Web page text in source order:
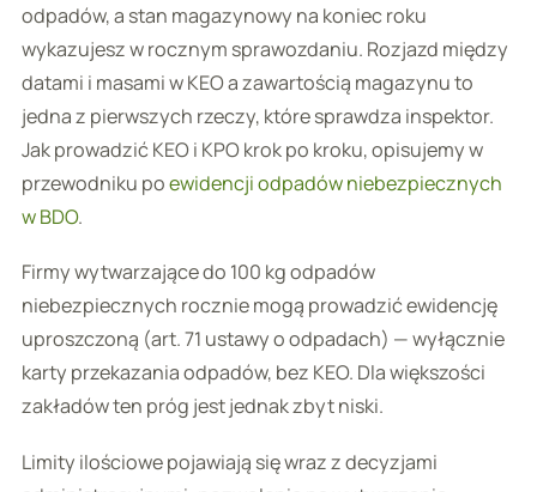
odpadów, a stan magazynowy na koniec roku
wykazujesz w rocznym sprawozdaniu. Rozjazd między
datami i masami w KEO a zawartością magazynu to
jedna z pierwszych rzeczy, które sprawdza inspektor.
Jak prowadzić KEO i KPO krok po kroku, opisujemy w
przewodniku poewidencji odpadów niebezpiecznych
w BDO.
Firmy wytwarzające do 100 kg odpadów
niebezpiecznych rocznie mogą prowadzić ewidencję
uproszczoną (art. 71 ustawy o odpadach) — wyłącznie
karty przekazania odpadów, bez KEO. Dla większości
zakładów ten próg jest jednak zbyt niski.
Limity ilościowe pojawiają się wraz z decyzjami